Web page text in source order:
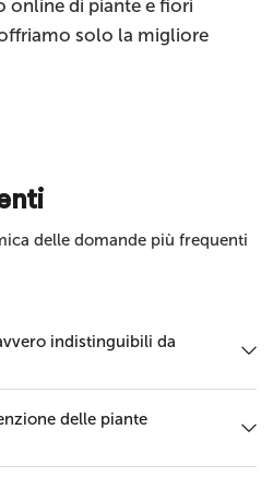
Invia
online di piante e fiori
solo la migliore
delle domande più frequenti
indistinguibili da
delle piante